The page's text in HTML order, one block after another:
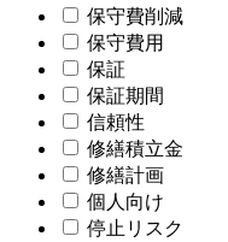
保守費削減
保守費用
保証
保証期間
信頼性
修繕積立金
修繕計画
個人向け
停止リスク